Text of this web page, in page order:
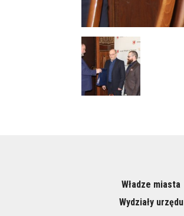
Władze miasta
Wydziały urzędu